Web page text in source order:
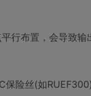
平行布置，会导致
保险丝(如